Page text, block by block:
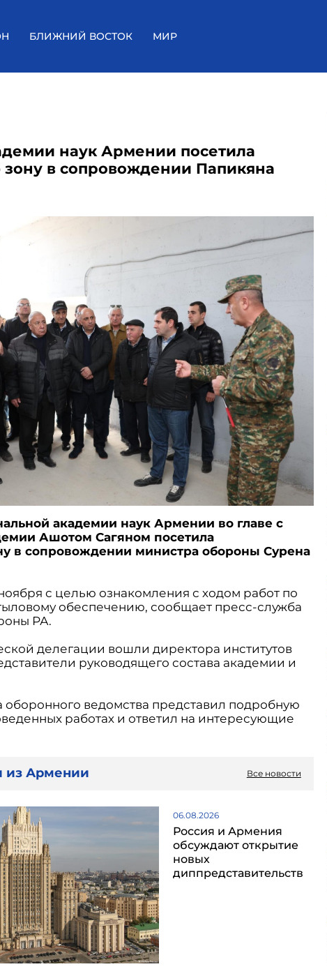
БЛИЖНИЙ ВОСТОК МИР
наук Армении посетила
в сопровождении Папикяна
академии наук Армении во главе с
Ашотом Сагяном посетила
в сопровождении министра обороны Сурена
с целью ознакомления с ходом работ по
обеспечению, сообщает пресс-служба
РА.
делегации вошли директора институтов
руководящего состава академии и
оборонного ведомства представил подробную
работах и ответил на интересующие
из Армении Все новости
06.08.2026
Россия и Армения
обсуждают открытие
новых
диппредставительств